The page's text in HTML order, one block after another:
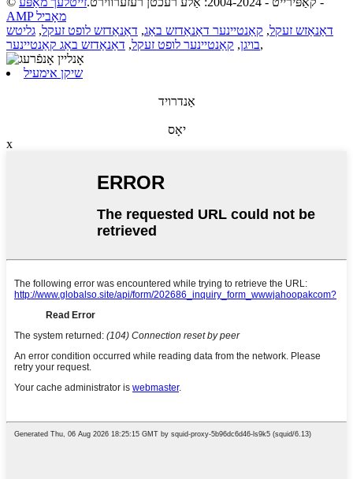
AMP מאָביל
דאַנאַזש זעקל, קאַנטיינער דאַנאַדזש באַג, דאַנאַדזש לופט זעקל, גליטש
בויגן, קאַנטיינער לופט זעקל, דאַנאַדזש באַג קאַנטיינער ,
שיקן אימעיל
אַנדרויד
יאָס
x